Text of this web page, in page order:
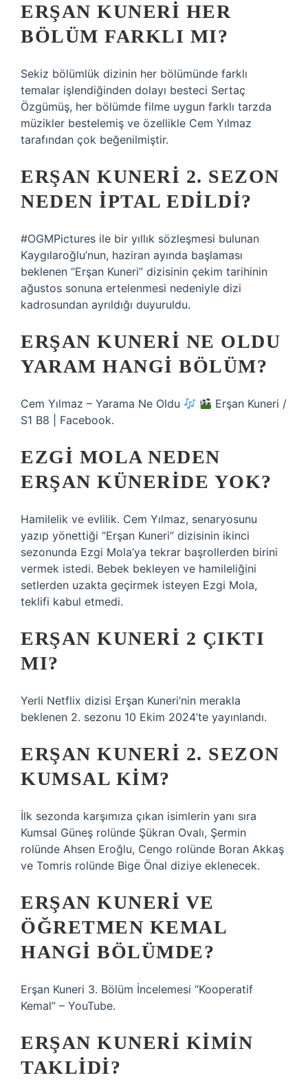
ERŞAN KUNERI HER
BÖLÜM FARKLI MI?
Sekiz bölümlük dizinin her bölümünde farklı
temalar işlendiğinden dolayı besteci Sertaç
Özgümüş, her bölümde filme uygun farklı tarzda
müzikler bestelemiş ve özellikle Cem Yılmaz
tarafından çok beğenilmiştir.
ERŞAN KUNERI 2. SEZON
NEDEN IPTAL EDILDI?
#OGMPictures ile bir yıllık sözleşmesi bulunan
Kaygılaroğlu’nun, haziran ayında başlaması
beklenen “Erşan Kuneri” dizisinin çekim tarihinin
ağustos sonuna ertelenmesi nedeniyle dizi
kadrosundan ayrıldığı duyuruldu.
ERŞAN KUNERI NE OLDU
YARAM HANGI BÖLÜM?
Cem Yılmaz – Yarama Ne Oldu
Erşan Kuneri /
S1 B8 | Facebook.
EZGI MOLA NEDEN
ERŞAN KÜNERIDE YOK?
Hamilelik ve evlilik. Cem Yılmaz, senaryosunu
yazıp yönettiği “Erşan Kuneri” dizisinin ikinci
sezonunda Ezgi Mola’ya tekrar başrollerden birini
vermek istedi. Bebek bekleyen ve hamileliğini
setlerden uzakta geçirmek isteyen Ezgi Mola,
teklifi kabul etmedi.
ERŞAN KUNERI 2 ÇIKTI
MI?
Yerli Netflix dizisi Erşan Kuneri’nin merakla
beklenen 2. sezonu 10 Ekim 2024’te yayınlandı.
ERŞAN KUNERI 2. SEZON
KUMSAL KIM?
İlk sezonda karşımıza çıkan isimlerin yanı sıra
Kumsal Güneş rolünde Şükran Ovalı, Şermin
rolünde Ahsen Eroğlu, Cengo rolünde Boran Akkaş
ve Tomris rolünde Bige Önal diziye eklenecek.
ERŞAN KUNERI VE
ÖĞRETMEN KEMAL
HANGI BÖLÜMDE?
Erşan Kuneri 3. Bölüm İncelemesi “Kooperatif
Kemal” – YouTube.
ERŞAN KUNERI KIMIN
TAKLIDI?